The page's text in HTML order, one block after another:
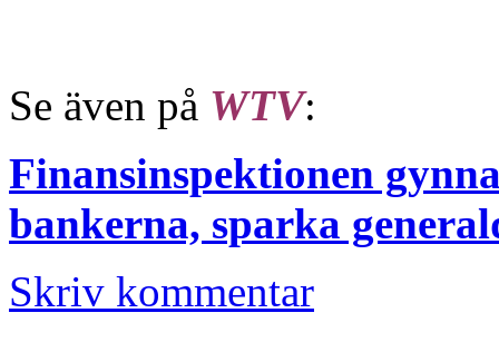
Se även på WTV:
Finansinspektionen
bankerna, sparka
Skriv kommentar